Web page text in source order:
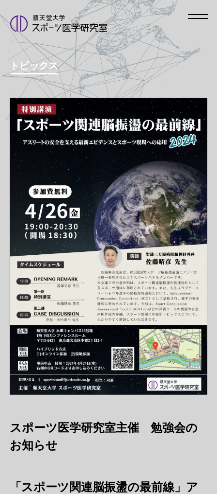
トピックス
スポーツ医学研究室主催 勉強会の
お知らせ
「スポーツ関連脳振盪の最前線」ア